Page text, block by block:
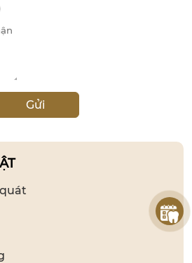
Gửi